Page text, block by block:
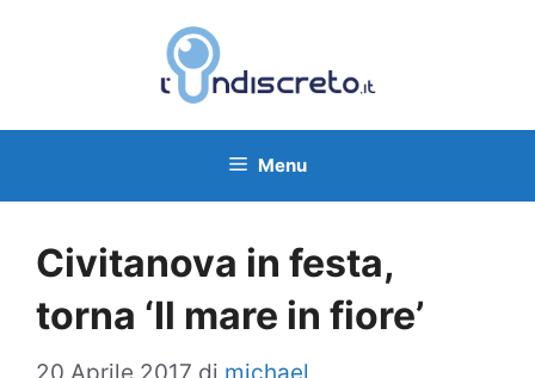
Menu
Civitanova in festa,
torna ‘Il mare in fiore’